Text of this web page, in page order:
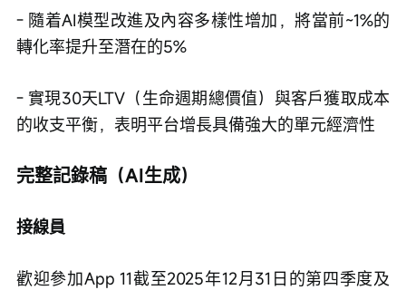
- 隨着AI模型改進及內容多樣性增加，將當前~1%的
轉化率提升至潛在的5%
- 實現30天LTV（生命週期總價值）與客戶獲取成本
的收支平衡，表明平台增長具備強大的單元經濟性
完整記錄稿（AI生成）
接線員
歡迎參加App 11截至2025年12月31日的第四季度及